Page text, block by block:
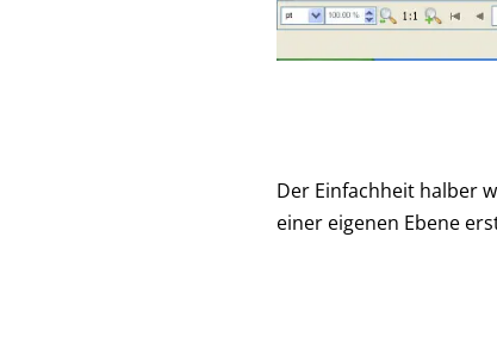
Der Einfachheit halber
einer eigenen Ebene